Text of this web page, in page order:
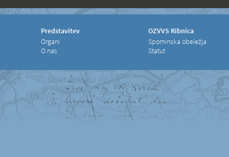
Predstavitev
Organi
O nas
OZVVS Ribnica
Spominska obeležja
Statut